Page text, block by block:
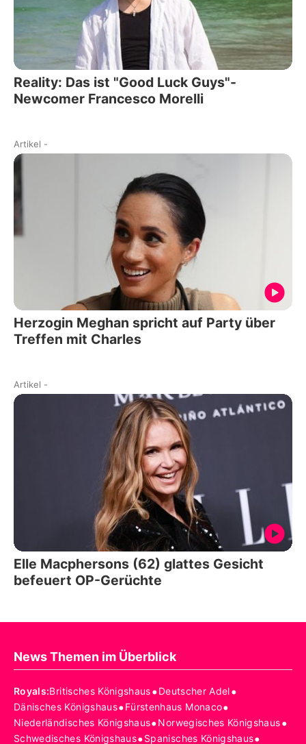
Reality: Das ist "Good Luck Guys"-
Newcomer Francesco Morelli
Artikel -
Herzogin Meghan spricht auf Party über
Treffen mit Charles
Artikel -
Elle Macphersons (62) glattes Gesicht
befeuert OP-Gerüchte
News Themen im Überblick
Royals:Britisches Königshaus•Deutscher Adel•
Dänisches Königshaus•Fürstenhaus Monaco•
Niederländisches Königshaus•Norwegisches Königshaus•
Schwedisches Königshaus•Spanisches Königshaus•